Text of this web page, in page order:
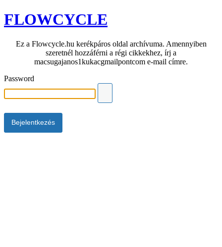
FLOWCYCLE
Ez a Flowcycle.hu kerékpáros oldal archívuma. Amennyiben
szeretnél hozzáférni a régi cikkekhez, írj a
macsugajanos1kukacgmailpontcom e-mail címre.
Password